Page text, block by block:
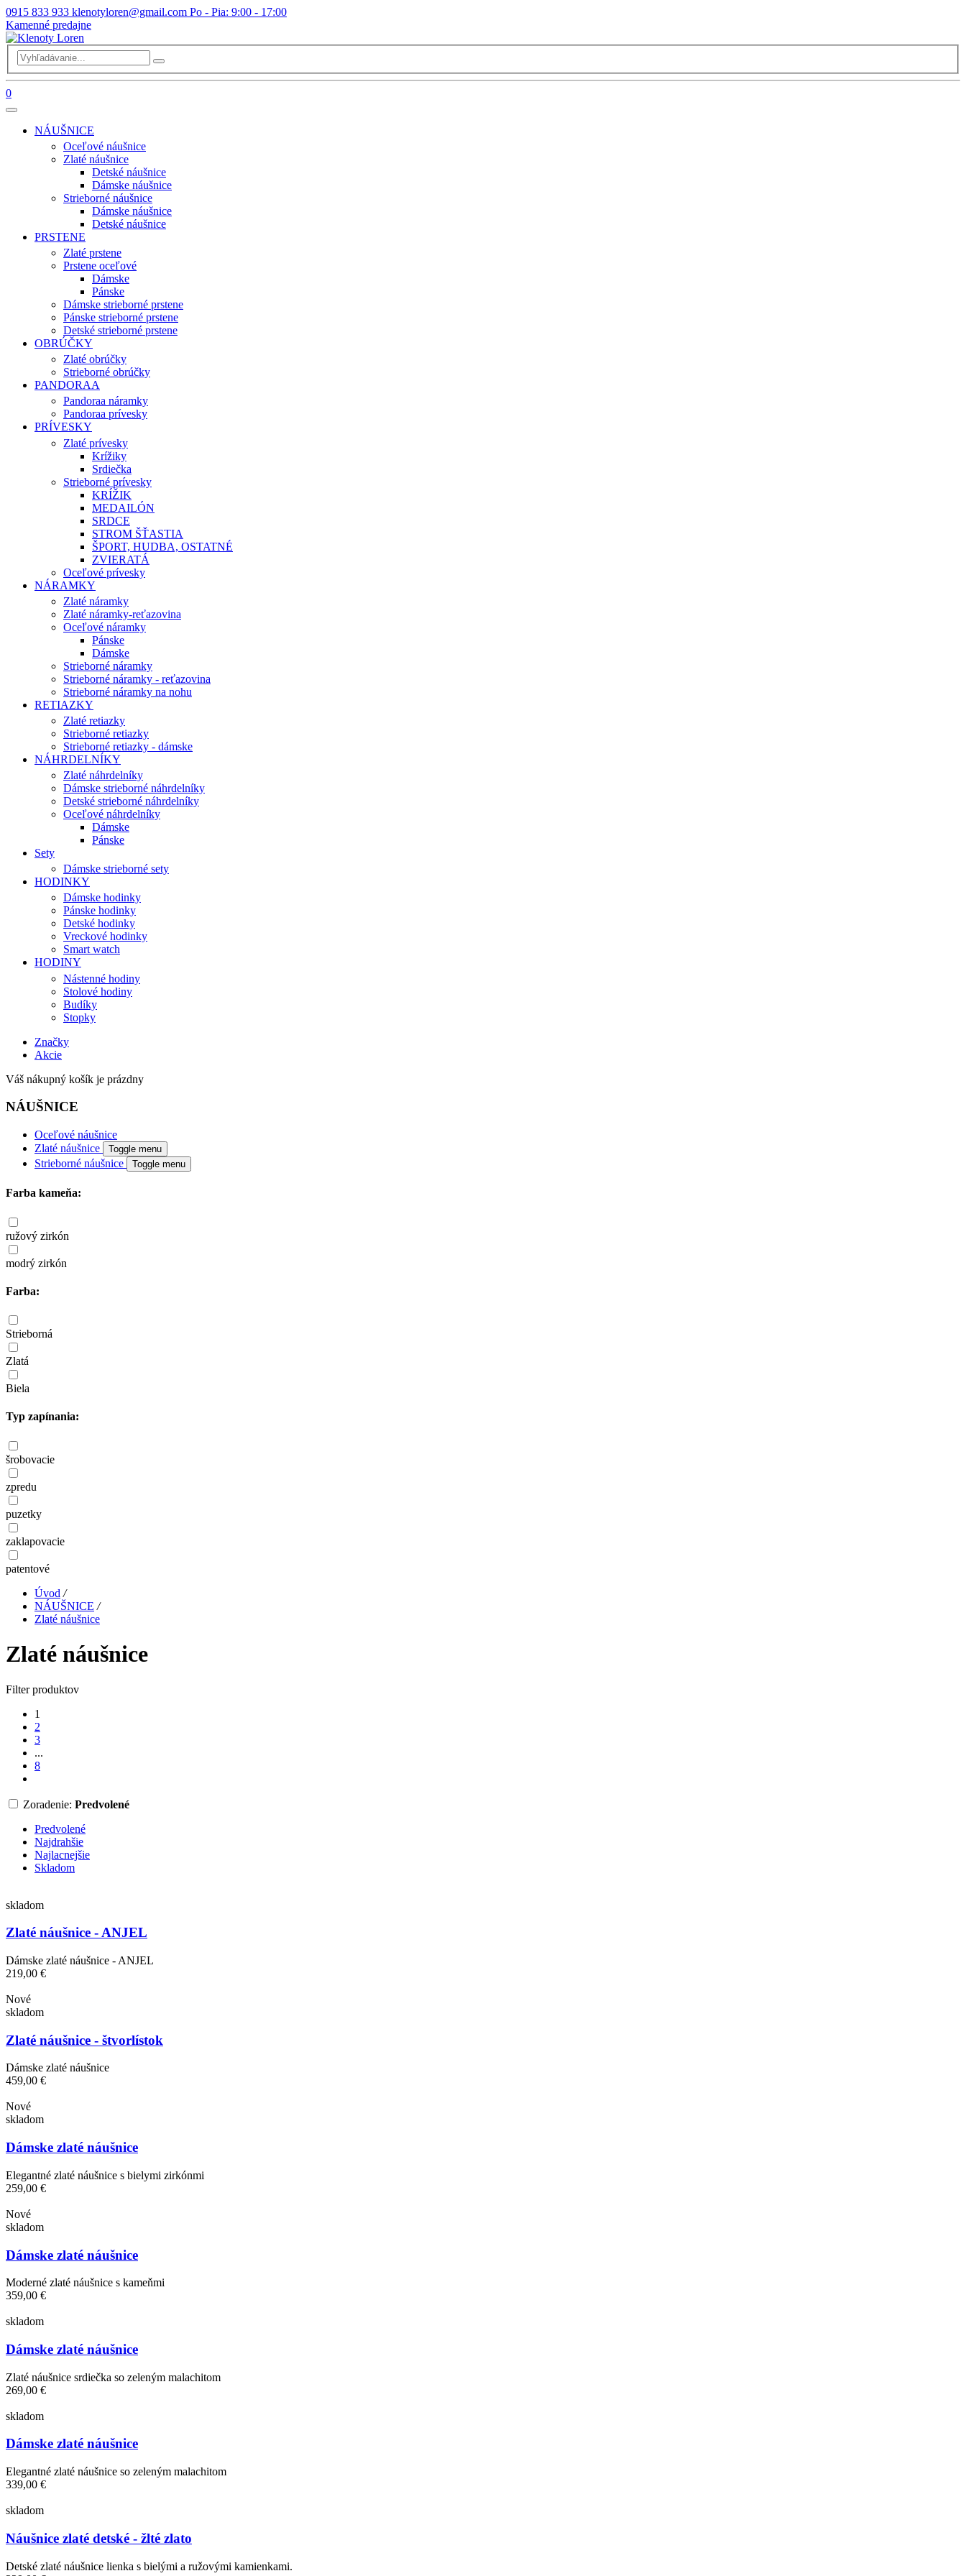
0915 833 933 klenotyloren@gmail.com Po - Pia: 9:00 - 17:00
Kamenné predajne
0
NÁUŠNICE
Oceľové náušnice
Zlaté náušnice
Detské náušnice
Dámske náušnice
Strieborné náušnice
Dámske náušnice
Detské náušnice
PRSTENE
Zlaté prstene
Prstene oceľové
Dámske
Pánske
Dámske strieborné prstene
Pánske strieborné prstene
Detské strieborné prstene
OBRÚČKY
Zlaté obrúčky
Strieborné obrúčky
PANDORAA
Pandoraa náramky
Pandoraa prívesky
PRÍVESKY
Zlaté prívesky
Krížiky
Srdiečka
Strieborné prívesky
KRÍŽIK
MEDAILÓN
SRDCE
STROM ŠŤASTIA
ŠPORT, HUDBA, OSTATNÉ
ZVIERATÁ
Oceľové prívesky
NÁRAMKY
Zlaté náramky
Zlaté náramky-reťazovina
Oceľové náramky
Pánske
Dámske
Strieborné náramky
Strieborné náramky - reťazovina
Strieborné náramky na nohu
RETIAZKY
Zlaté retiazky
Strieborné retiazky
Strieborné retiazky - dámske
NÁHRDELNÍKY
Zlaté náhrdelníky
Dámske strieborné náhrdelníky
Detské strieborné náhrdelníky
Oceľové náhrdelníky
Dámske
Pánske
Sety
Dámske strieborné sety
HODINKY
Dámske hodinky
Pánske hodinky
Detské hodinky
Vreckové hodinky
Smart watch
HODINY
Nástenné hodiny
Stolové hodiny
Budíky
Stopky
Značky
Akcie
Váš nákupný košík je prázdny
NÁUŠNICE
Oceľové náušnice
Zlaté náušnice
Toggle menu
Strieborné náušnice Toggle menu
Farba kameňa:
ružový zirkón
modrý zirkón
Farba:
Strieborná
Zlatá
Biela
Typ zapínania:
šrobovacie
zpredu
puzetky
zaklapovacie
patentové
Úvod /
NÁUŠNICE /
Zlaté náušnice
Zlaté náušnice
Filter produktov
1
2
3
...
8
Zoradenie: Predvolené
Predvolené
Najdrahšie
Najlacnejšie
Skladom
skladom
Zlaté náušnice - ANJEL
Dámske zlaté náušnice - ANJEL
219,00 €
Nové
skladom
Zlaté náušnice - štvorlístok
Dámske zlaté náušnice
459,00 €
Nové
skladom
Dámske zlaté náušnice
Elegantné zlaté náušnice s bielymi zirkónmi
259,00 €
Nové
skladom
Dámske zlaté náušnice
Moderné zlaté náušnice s kameňmi
359,00 €
skladom
Dámske zlaté náušnice
Zlaté náušnice srdiečka so zeleným malachitom
269,00 €
skladom
Dámske zlaté náušnice
Elegantné zlaté náušnice so zeleným malachitom
339,00 €
skladom
Náušnice zlaté detské - žlté zlato
Detské zlaté náušnice lienka s bielými a ružovými kamienkami.